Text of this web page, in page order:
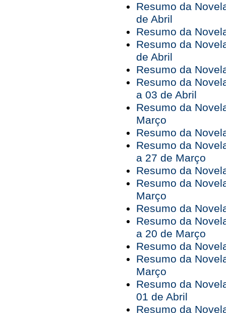
Resumo da
de Abril
Resumo da
Resumo da
de Abril
Resumo da
Resumo da
a 03 de Abril
Resumo da
Março
Resumo da
Resumo da
a 27 de Março
Resumo da
Resumo da
Março
Resumo da
Resumo da
a 20 de Março
Resumo da
Resumo da
Março
Resumo da
01 de Abril
Resumo da